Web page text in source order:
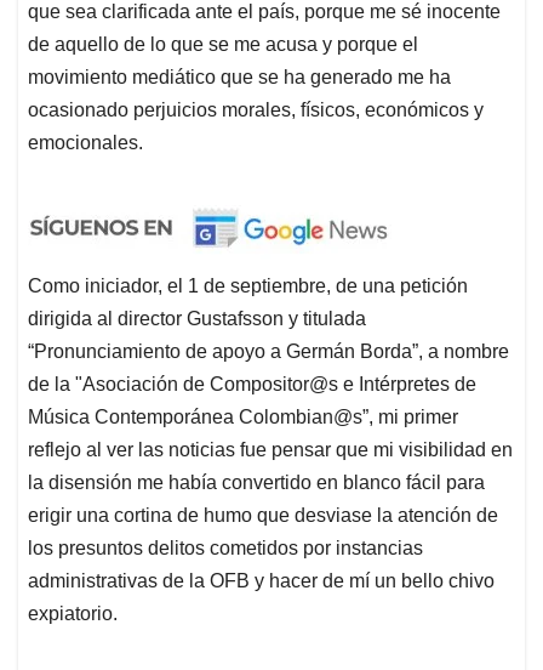
que sea clarificada ante el país, porque me sé inocente
de aquello de lo que se me acusa y porque el
movimiento mediático que se ha generado me ha
ocasionado perjuicios morales, físicos, económicos y
emocionales.
Como iniciador, el 1 de septiembre, de una petición
dirigida al director Gustafsson y titulada
“Pronunciamiento de apoyo a Germán Borda”, a nombre
de la "Asociación de Compositor@s e Intérpretes de
Música Contemporánea Colombian@s”, mi primer
reflejo al ver las noticias fue pensar que mi visibilidad en
la disensión me había convertido en blanco fácil para
erigir una cortina de humo que desviase la atención de
los presuntos delitos cometidos por instancias
administrativas de la OFB y hacer de mí un bello chivo
expiatorio.